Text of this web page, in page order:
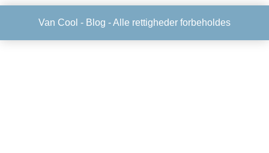
Van Cool - Blog - Alle rettigheder forbeholdes